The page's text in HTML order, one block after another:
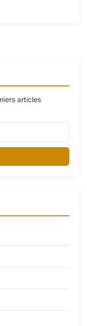
articles